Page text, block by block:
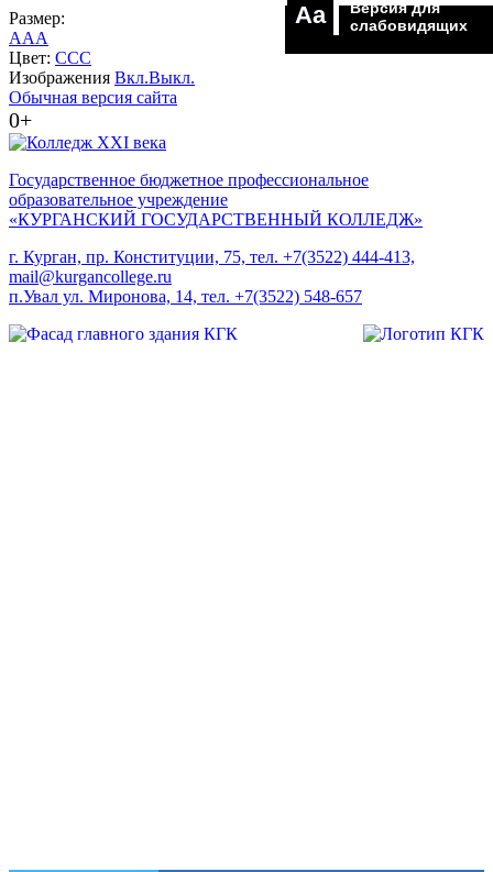
Размер:
AAA
Цвет: CCC
Изображения Вкл.Выкл.
Обычная версия сайта
0+
Aa
Версия для
слабовидящих
Государственное бюджетное профессиональное
образовательное учреждение
«КУРГАНСКИЙ ГОСУДАРСТВЕННЫЙ КОЛЛЕДЖ»
г. Курган, пр. Конституции, 75, тел. +7(3522) 444-413,
mail@kurgancollege.ru
п.Увал ул. Миронова, 14, тел. +7(3522) 548-657